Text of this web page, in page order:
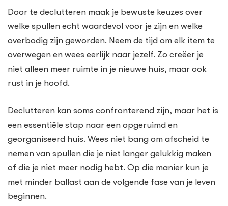
Door te declutteren maak je bewuste keuzes over
welke spullen echt waardevol voor je zijn en welke
overbodig zijn geworden. Neem de tijd om elk item te
overwegen en wees eerlijk naar jezelf. Zo creëer je
niet alleen meer ruimte in je nieuwe huis, maar ook
rust in je hoofd.
Declutteren kan soms confronterend zijn, maar het is
een essentiële stap naar een opgeruimd en
georganiseerd huis. Wees niet bang om afscheid te
nemen van spullen die je niet langer gelukkig maken
of die je niet meer nodig hebt. Op die manier kun je
met minder ballast aan de volgende fase van je leven
beginnen.